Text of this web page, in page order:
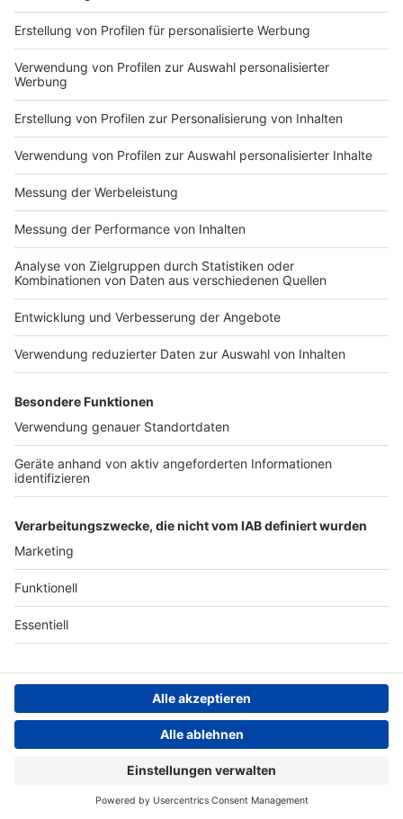
Markiere sie hierfür mit einem
Impressum
Nutzungsbedingungen
Jobs
Presse
Werben
Archiv
ANTENNE BAYERN GROUP
Stiftung ANTENNE BAYERN
hilft
Teilnahmebedingungen
Grounding Page ANTENNE
BAYERN
Kontakt
Studio-Hotline
Verkehrs-Hotline
Datenschutz­erklärung
einstellungen
Persönliche Datenkontrolle
Newsletter
ANTENNE BAYERN Live